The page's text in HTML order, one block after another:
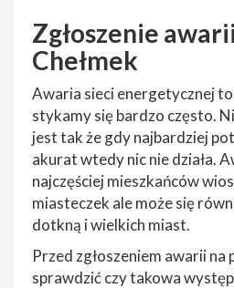
Zgłoszenie
Chełmek
Awaria sieci energetycznej
stykamy się bardzo często.
jest tak że gdy najbardziej
akurat wtedy nic nie działa.
najczęściej mieszkańców
miasteczek ale może się
dotkną i wielkich miast.
Przed zgłoszeniem awarii
sprawdzić czy takowa